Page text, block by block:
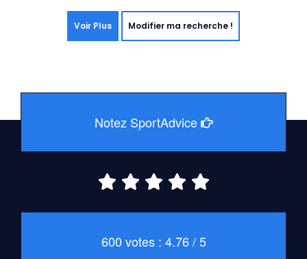
Voir Plus Modifier ma recherche !
Notez SportAdvice
600 votes : 4.76 / 5